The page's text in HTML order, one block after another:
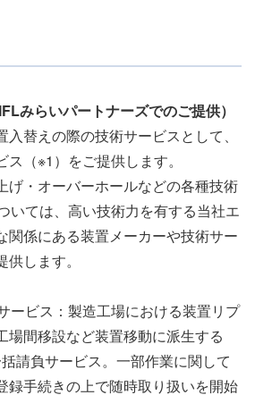
みらいパートナーズでのご提供）
替えの際の技術サービスとして、
（※1）をご提供します。
げ・オーバーホールなどの各種技術
いては、高い技術力を有する当社エ
関係にある装置メーカーや技術サー
します。
ビス：製造工場における装置リプ
場間移設など装置移動に派生する
負サービス。一部作業に関して
録手続きの上で随時取り扱いを開始